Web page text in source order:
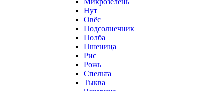
Микрозелень
Нут
Овёс
Подсолнечник
Полба
Пшеница
Рис
Рожь
Спельта
Тыква